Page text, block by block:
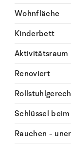
Wohnfläche
Kinderbett
Aktivitätsraum
Renoviert
Schlüssel
Rauchen -